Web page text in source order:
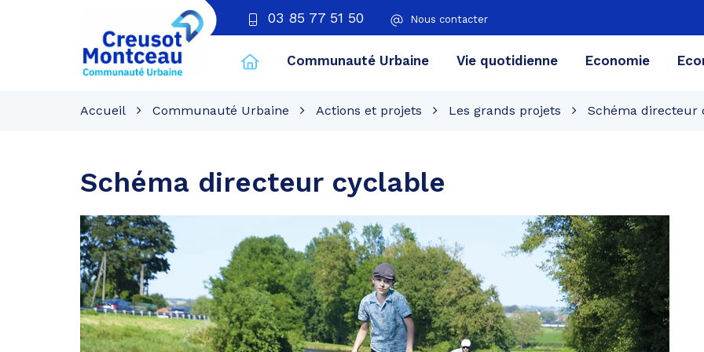
03 85 77 51 50 Nous contacter
Creusot
Montceau
Communauté Urbaine Vie quotidienne Economie
Accueil Communauté Urbaine Actions et projets Les grands projets Schéma directeur
Schéma directeur cyclable